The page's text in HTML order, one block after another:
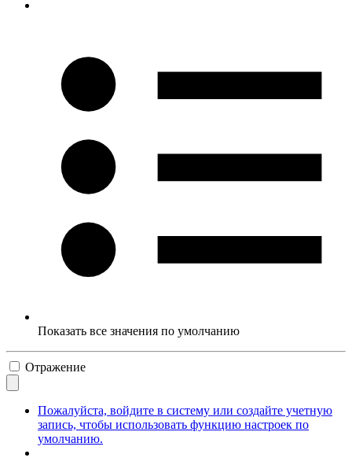
Показать все значения по умолчанию
Отражение
Пожалуйста, войдите в систему или создайте учетную
запись, чтобы использовать функцию настроек по
умолчанию.